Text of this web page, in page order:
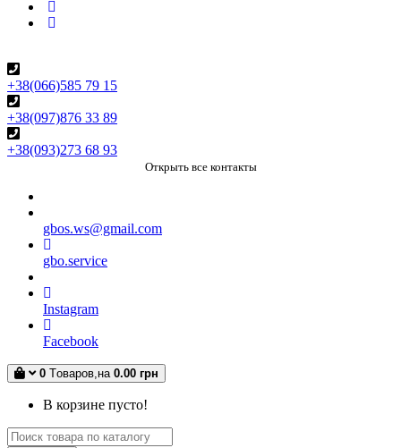
+38(066)585 79 15
+38(097)876 33 89
+38(093)273 68 93
Открыть все контакты
gbos.ws@gmail.com
gbo.service
Instagram
Facebook
0 Tоваров,на 0.00 грн
В корзине пусто!